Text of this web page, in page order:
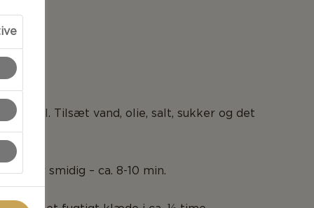
en skål. Tilsæt vand, olie, salt, sukker og det
er smidig – ca. 8-10 min.